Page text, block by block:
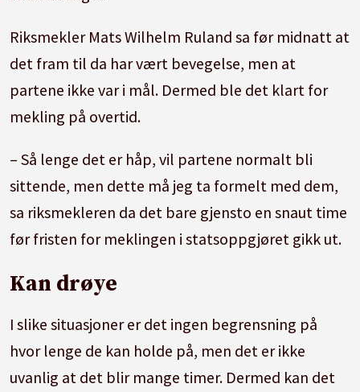
Riksmekler Mats Wilhelm Ruland sa før midnatt at
det fram til da har vært bevegelse, men at
partene ikke var i mål. Dermed ble det klart for
mekling på overtid.
– Så lenge det er håp, vil partene normalt bli
sittende, men dette må jeg ta formelt med dem,
sa riksmekleren da det bare gjensto en snaut time
før fristen for meklingen i statsoppgjøret gikk ut.
Kan drøye
I slike situasjoner er det ingen begrensning på
hvor lenge de kan holde på, men det er ikke
uvanlig at det blir mange timer. Dermed kan det